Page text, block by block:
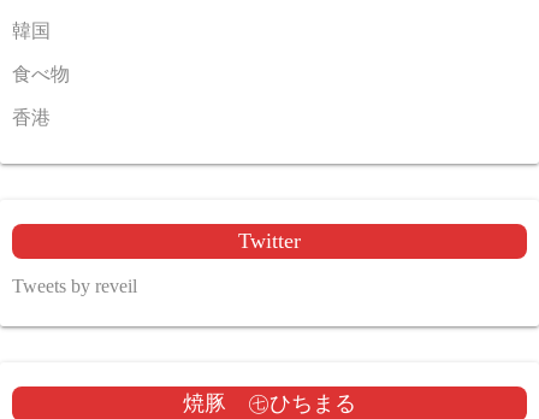
韓国
食べ物
香港
Twitter
Tweets by reveil
焼豚 ㊆ひちまる